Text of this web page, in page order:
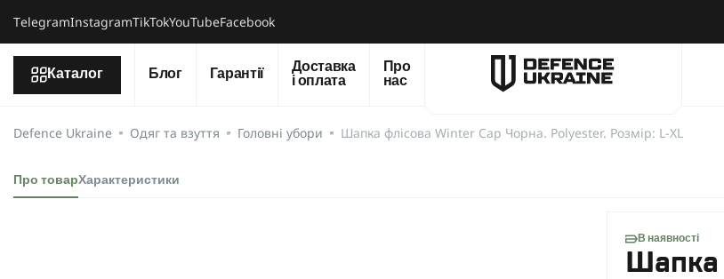
ТelegramInstagramTikTokYouTubeFacebook
Каталог Блог Гарантії
Доставка
і оплата
Про
нас
Defence Ukraine Одяг та взуття Головні убори Шапка флісова Winter Cap Чорна. Polyester. Розмір: L-XL
Про товарХарактеристики
В наявності
Шапка